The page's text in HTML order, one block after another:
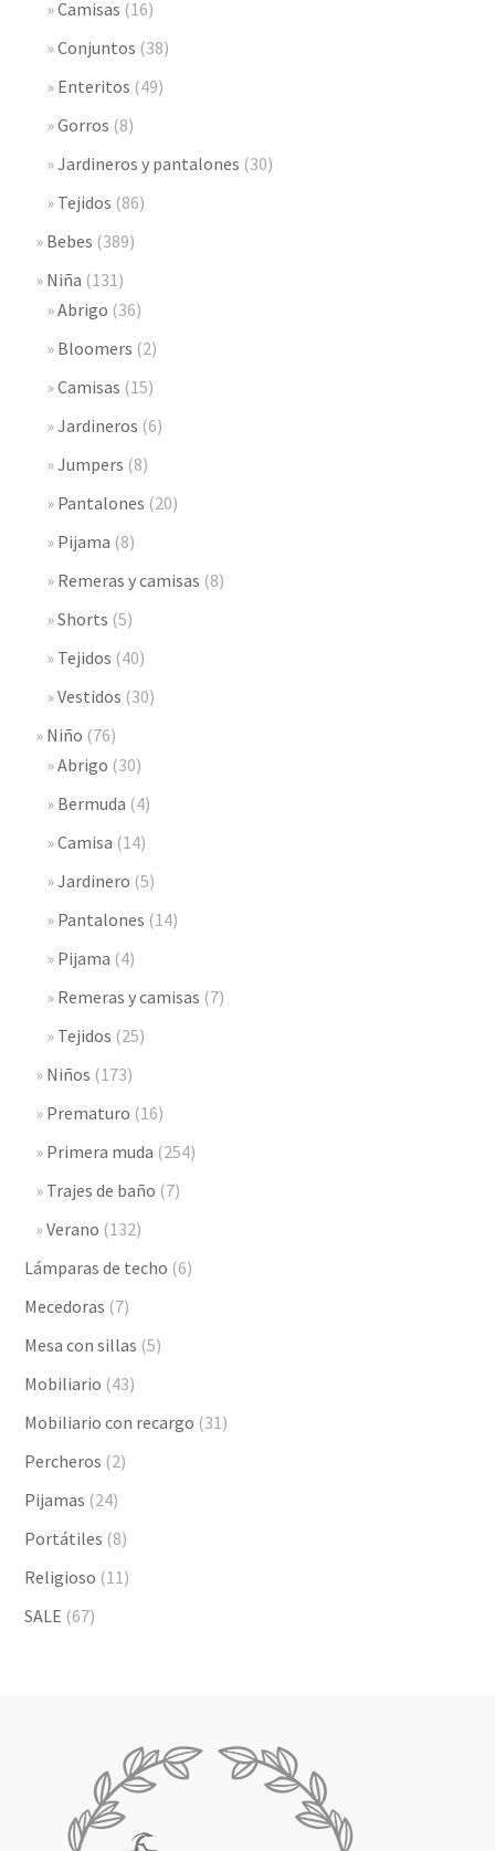
Camisas (16)
Conjuntos (38)
Enteritos (49)
Gorros (8)
Jardineros y pantalones (30)
Tejidos (86)
Bebes (389)
Niña (131)
Abrigo (36)
Bloomers (2)
Camisas (15)
Jardineros (6)
Jumpers (8)
Pantalones (20)
Pijama (8)
Remeras y camisas (8)
Shorts (5)
Tejidos (40)
Vestidos (30)
Niño (76)
Abrigo (30)
Bermuda (4)
Camisa (14)
Jardinero (5)
Pantalones (14)
Pijama (4)
Remeras y camisas (7)
Tejidos (25)
Niños (173)
Prematuro (16)
Primera muda (254)
Trajes de baño (7)
Verano (132)
Lámparas de techo (6)
Mecedoras (7)
Mesa con sillas (5)
Mobiliario (43)
Mobiliario con recargo (31)
Percheros (2)
Pijamas (24)
Portátiles (8)
Religioso (11)
SALE (67)